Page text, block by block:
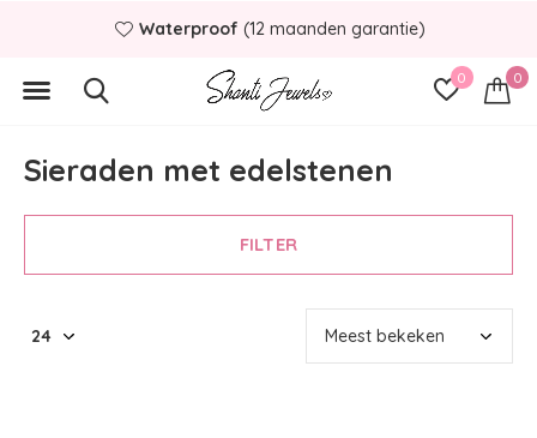
0 0
Binnen1 á 2 werkdagen verstuurd
Sieraden met edelstenen
FILTER